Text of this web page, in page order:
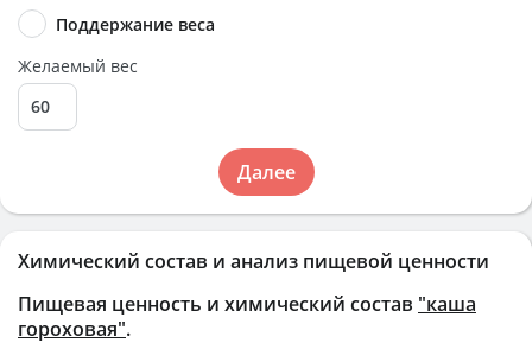
Химический состав и анализ пищевой ценности
Пищевая ценность и химический состав "каша
гороховая".
Поддержание веса
Желаемый вес
Далее